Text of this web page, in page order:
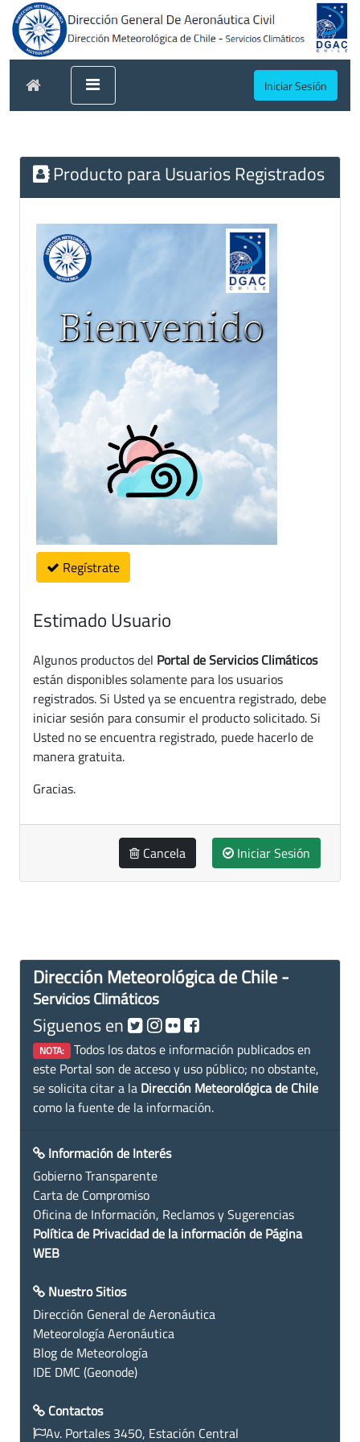
Iniciar Sesión
Producto para Usuarios Registrados
Regístrate
Estimado Usuario
Algunos productos del Portal de Servicios Climáticos
están disponibles solamente para los usuarios
registrados. Si Usted ya se encuentra registrado, debe
iniciar sesión para consumir el producto solicitado. Si
Usted no se encuentra registrado, puede hacerlo de
manera gratuita.
Gracias.
Cancela Iniciar Sesión
Dirección Meteorológica de Chile -
Servicios Climáticos
Siguenos en
NOTA: Todos los datos e información publicados en
este Portal son de acceso y uso público; no obstante,
se solicita citar a la Dirección Meteorológica de Chile
como la fuente de la información.
Información de Interés
Gobierno Transparente
Carta de Compromiso
Oficina de Información, Reclamos y Sugerencias
Política de Privacidad de la información de Página
WEB
Nuestro Sitios
Dirección General de Aeronáutica
Meteorología Aeronáutica
Blog de Meteorología
IDE DMC (Geonode)
Contactos
Av. Portales 3450, Estación Central